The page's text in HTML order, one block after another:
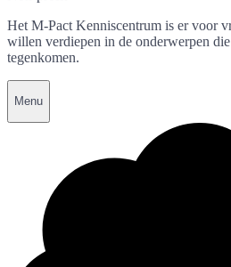
Het M-Pact Kenniscentrum is er voor
willen verdiepen in de onderwerpen
tegenkomen.
Menu